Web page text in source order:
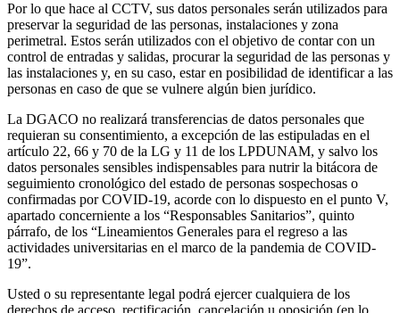
Por lo que hace al CCTV, sus datos personales serán utilizados para
preservar la seguridad de las personas, instalaciones y zona
perimetral. Estos serán utilizados con el objetivo de contar con un
control de entradas y salidas, procurar la seguridad de las personas y
las instalaciones y, en su caso, estar en posibilidad de identificar a las
personas en caso de que se vulnere algún bien jurídico.
La DGACO no realizará transferencias de datos personales que
requieran su consentimiento, a excepción de las estipuladas en el
artículo 22, 66 y 70 de la LG y 11 de los LPDUNAM, y salvo los
datos personales sensibles indispensables para nutrir la bitácora de
seguimiento cronológico del estado de personas sospechosas o
confirmadas por COVID-19, acorde con lo dispuesto en el punto V,
apartado concerniente a los “Responsables Sanitarios”, quinto
párrafo, de los “Lineamientos Generales para el regreso a las
actividades universitarias en el marco de la pandemia de COVID-
19”.
Usted o su representante legal podrá ejercer cualquiera de los